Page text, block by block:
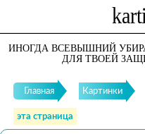
ИНОГДА ВСЕВЫШНИЙ
ДЛЯ ТВОЕЙ
Главная Картинки
эта страница